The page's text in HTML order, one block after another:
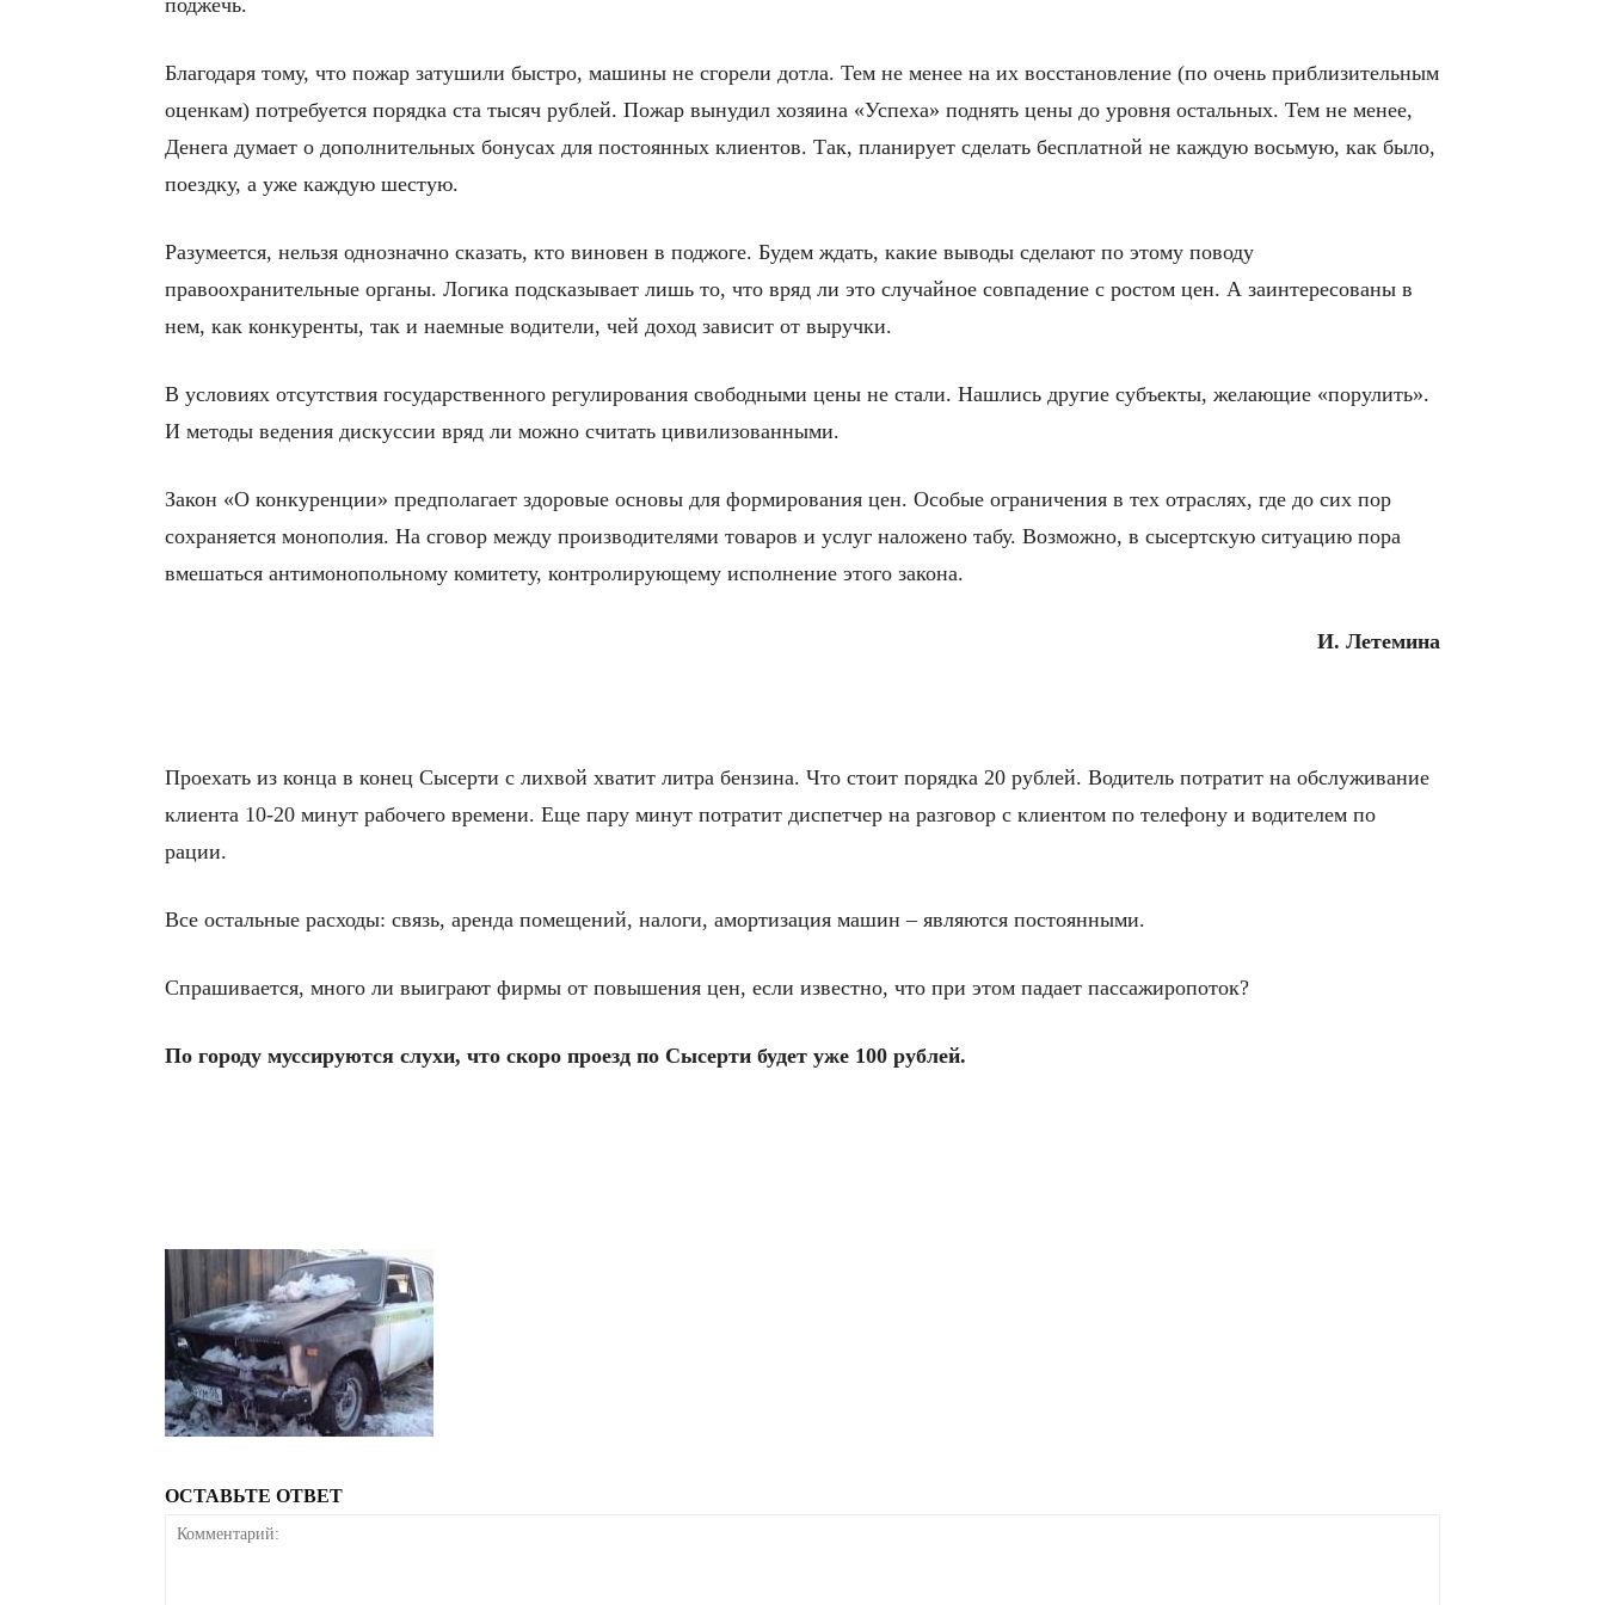
Благодаря тому, что пожар затушили быстро, машины не сгорели дотла. Тем не менее на их восстановление (по очень приблизительным
оценкам) потребуется порядка ста тысяч рублей. Пожар вынудил хозяина «Успеха» поднять цены до уровня остальных. Тем не менее,
Денега думает о дополнительных бонусах для постоянных клиентов. Так, планирует сделать бесплатной не каждую восьмую, как было,
поездку, а уже каждую шестую.
Разумеется, нельзя однозначно сказать, кто виновен в поджоге. Будем ждать, какие выводы сделают по этому поводу
правоохранительные органы. Логика подсказывает лишь то, что вряд ли это случайное совпадение с ростом цен. А заинтересованы в
нем, как конкуренты, так и наемные водители, чей доход зависит от выручки.
В условиях отсутствия государственного регулирования свободными цены не стали. Нашлись другие субъекты, желающие «порулить».
И методы ведения дискуссии вряд ли можно считать цивилизованными.
Закон «О конкуренции» предполагает здоровые основы для формирования цен. Особые ограничения в тех отраслях, где до сих пор
сохраняется монополия. На сговор между производителями товаров и услуг наложено табу. Возможно, в сысертскую ситуацию пора
вмешаться антимонопольному комитету, контролирующему исполнение этого закона.
И. Летемина
Проехать из конца в конец Сысерти с лихвой хватит литра бензина. Что стоит порядка 20 рублей. Водитель потратит на обслуживание
клиента 10-20 минут рабочего времени. Еще пару минут потратит диспетчер на разговор с клиентом по телефону и водителем по
рации.
Все остальные расходы: связь, аренда помещений, налоги, амортизация машин – являются постоянными.
Спрашивается, много ли выиграют фирмы от повышения цен, если известно, что при этом падает пассажиропоток?
По городу муссируются слухи, что скоро проезд по Сысерти будет уже 100 рублей.
ОСТАВЬТЕ ОТВЕТ